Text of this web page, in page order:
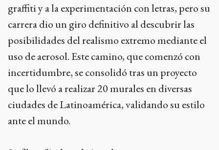
graffiti y a la experimentación con letras, pero su
carrera dio un giro definitivo al descubrir las
posibilidades del realismo extremo mediante el
uso de aerosol. Este camino, que comenzó con
incertidumbre, se consolidó tras un proyecto
que lo llevó a realizar 20 murales en diversas
ciudades de Latinoamérica, validando su estilo
ante el mundo.